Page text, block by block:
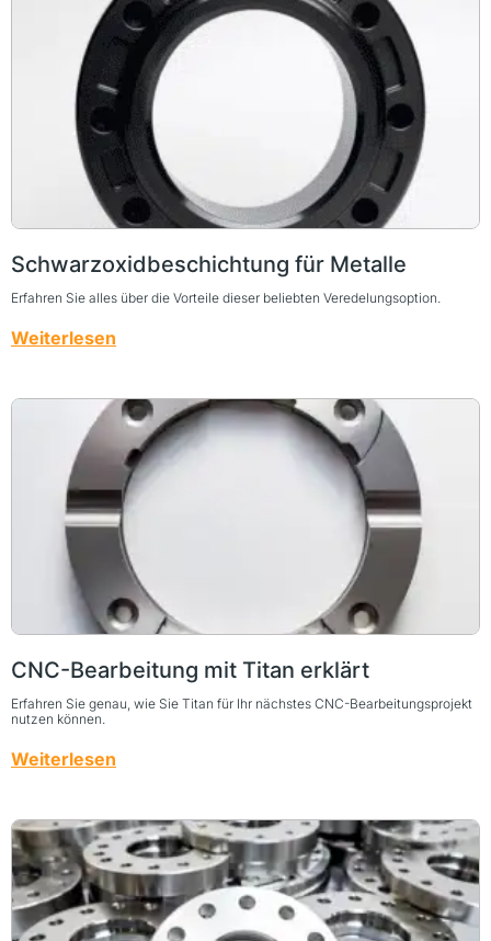
Schwarzoxidbeschichtung für Metalle
Erfahren Sie alles über die Vorteile dieser beliebten Veredelungsoption.
Weiterlesen
CNC-Bearbeitung mit Titan erklärt
Erfahren Sie genau, wie Sie Titan für Ihr nächstes CNC-Bearbeitungsprojekt
nutzen können.
Weiterlesen